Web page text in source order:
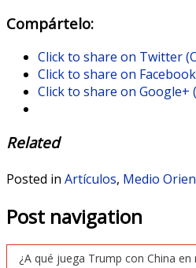
Compártelo:
Click to share on Twitter
Click to share on
Click to share on Google+
Related
Posted in Artículos, Medio
Post navigation
¿A qué juega Trump con China